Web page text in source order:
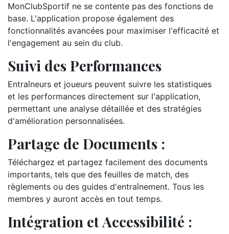
MonClubSportif ne se contente pas des fonctions de
base. L'application propose également des
fonctionnalités avancées pour maximiser l'efficacité et
l'engagement au sein du club.
Suivi des Performances
Entraîneurs et joueurs peuvent suivre les statistiques
et les performances directement sur l'application,
permettant une analyse détaillée et des stratégies
d'amélioration personnalisées.
Partage de Documents :
Téléchargez et partagez facilement des documents
importants, tels que des feuilles de match, des
règlements ou des guides d'entraînement. Tous les
membres y auront accès en tout temps.
Intégration et Accessibilité :